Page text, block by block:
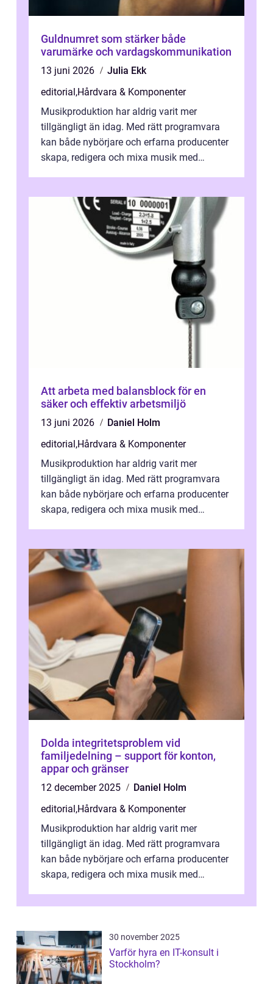
Guldnumret som stärker både
varumärke och vardagskommunikation
13 juni 2026
Julia Ekk
editorial ,Hårdvara & Komponenter
Musikproduktion har aldrig varit mer
tillgängligt än idag. Med rätt programvara
kan både nybörjare och erfarna producenter
skapa, redigera och mixa musik med
Att arbeta med balansblock för en
säker och effektiv arbetsmiljö
13 juni 2026
Daniel Holm
editorial ,Hårdvara & Komponenter
Musikproduktion har aldrig varit mer
tillgängligt än idag. Med rätt programvara
kan både nybörjare och erfarna producenter
skapa, redigera och mixa musik med
Dolda integritetsproblem vid
familjedelning – support för konton,
appar och gränser
12 december 2025
Daniel Holm
editorial ,Hårdvara & Komponenter
Musikproduktion har aldrig varit mer
tillgängligt än idag. Med rätt programvara
kan både nybörjare och erfarna producenter
skapa, redigera och mixa musik med
30 november 2025
Varför hyra en IT-konsult i
Stockholm?